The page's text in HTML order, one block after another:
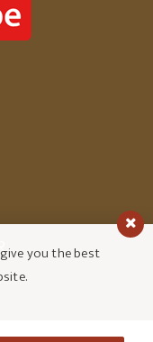
you the best